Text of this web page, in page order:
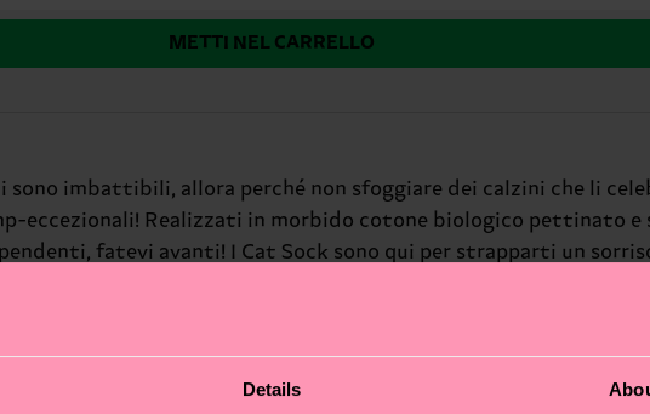
Details
METTI NEL CARRELLO
imbattibili, allora perché non sfoggiare dei calzini che li
eccezionali! Realizzati in morbido cotone biologico pettinato
fatevi avanti! I Cat Sock sono qui per strapparti un
una ventata di allegria a ogni giornata: sono il tocco leggero e
a rubare la scena (e a far partire le
relax o fuori per mille commissioni, questi calzini
contagioso.